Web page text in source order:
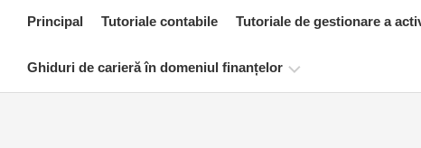
Principal Tutoriale contabile Tutoriale de gestionare a
Ghiduri de carieră în domeniul finanțelor